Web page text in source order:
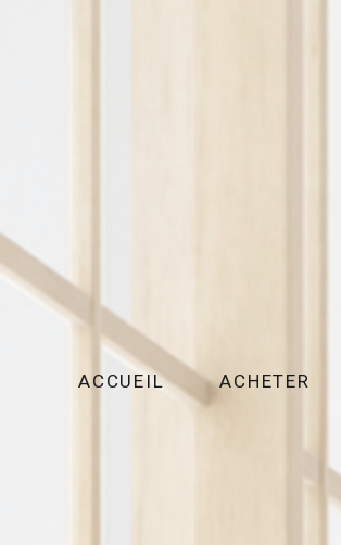
ACCUEIL ACHETER